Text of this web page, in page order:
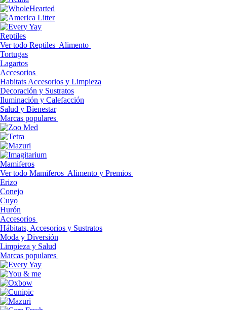
Reptiles
Ver todo Reptiles Alimento
Tortugas
Lagartos
Accesorios
Habitats Accesorios y Limpieza
Decoración y Sustratos
Iluminación y Calefacción
Salud y Bienestar
Marcas populares
Mamiferos
Ver todo Mamiferos Alimento y Premios
Erizo
Conejo
Cuyo
Hurón
Accesorios
Hábitats, Accesorios y Sustratos
Moda y Diversión
Limpieza y Salud
Marcas populares